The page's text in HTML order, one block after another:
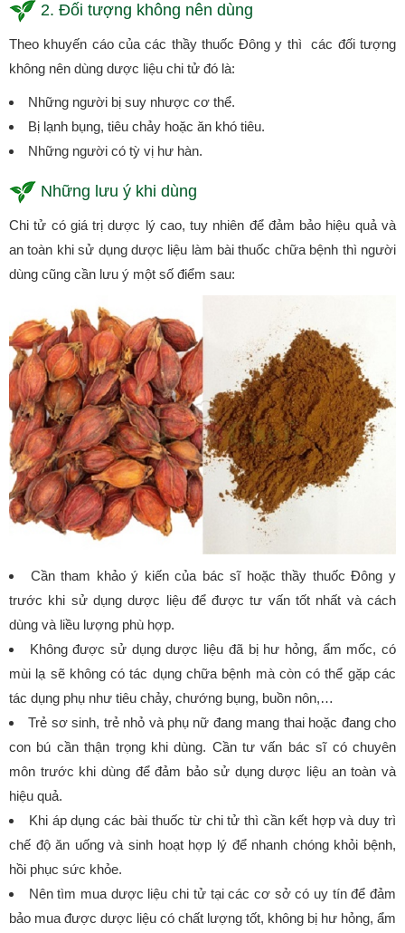
2. Đối tượng không nên dùng
Theo khuyến cáo của các thầy thuốc Đông y thì các đối tượng
không nên dùng dược liệu chi tử đó là:
Những người bị suy nhược cơ thể.
Bị lạnh bụng, tiêu chảy hoặc ăn khó tiêu.
Những người có tỳ vị hư hàn.
Những lưu ý khi dùng
Chi tử có giá trị dược lý cao, tuy nhiên để đảm bảo hiệu quả và
an toàn khi sử dụng dược liệu làm bài thuốc chữa bệnh thì người
dùng cũng cần lưu ý một số điểm sau:
Cần tham khảo ý kiến của bác sĩ hoặc thầy thuốc Đông y
trước khi sử dụng dược liệu để được tư vấn tốt nhất và cách
dùng và liều lượng phù hợp.
Không được sử dụng dược liệu đã bị hư hỏng, ẩm mốc, có
mùi lạ sẽ không có tác dụng chữa bệnh mà còn có thể gặp các
tác dụng phụ như tiêu chảy, chướng bụng, buồn nôn,…
Trẻ sơ sinh, trẻ nhỏ và phụ nữ đang mang thai hoặc đang cho
con bú cần thận trọng khi dùng. Cần tư vấn bác sĩ có chuyên
môn trước khi dùng để đảm bảo sử dụng dược liệu an toàn và
hiệu quả.
Khi áp dụng các bài thuốc từ chi tử thì cần kết hợp và duy trì
chế độ ăn uống và sinh hoạt hợp lý để nhanh chóng khỏi bệnh,
hồi phục sức khỏe.
Nên tìm mua dược liệu chi tử tại các cơ sở có uy tín để đảm
bảo mua được dược liệu có chất lượng tốt, không bị hư hỏng, ẩm